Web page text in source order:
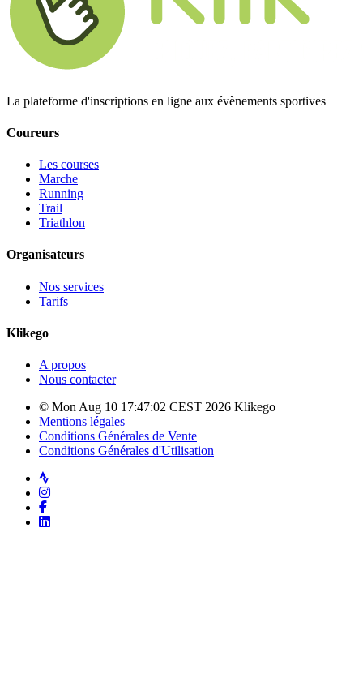
La plateforme d'inscriptions en ligne aux évènements sportives
Coureurs
Les courses
Marche
Running
Trail
Triathlon
Organisateurs
Nos services
Tarifs
Klikego
A propos
Nous contacter
© Mon Aug 10 17:47:02 CEST 2026 Klikego
Mentions légales
Conditions Générales de Vente
Conditions Générales d'Utilisation
Strava
Instagram
Facebook
LinkedIn